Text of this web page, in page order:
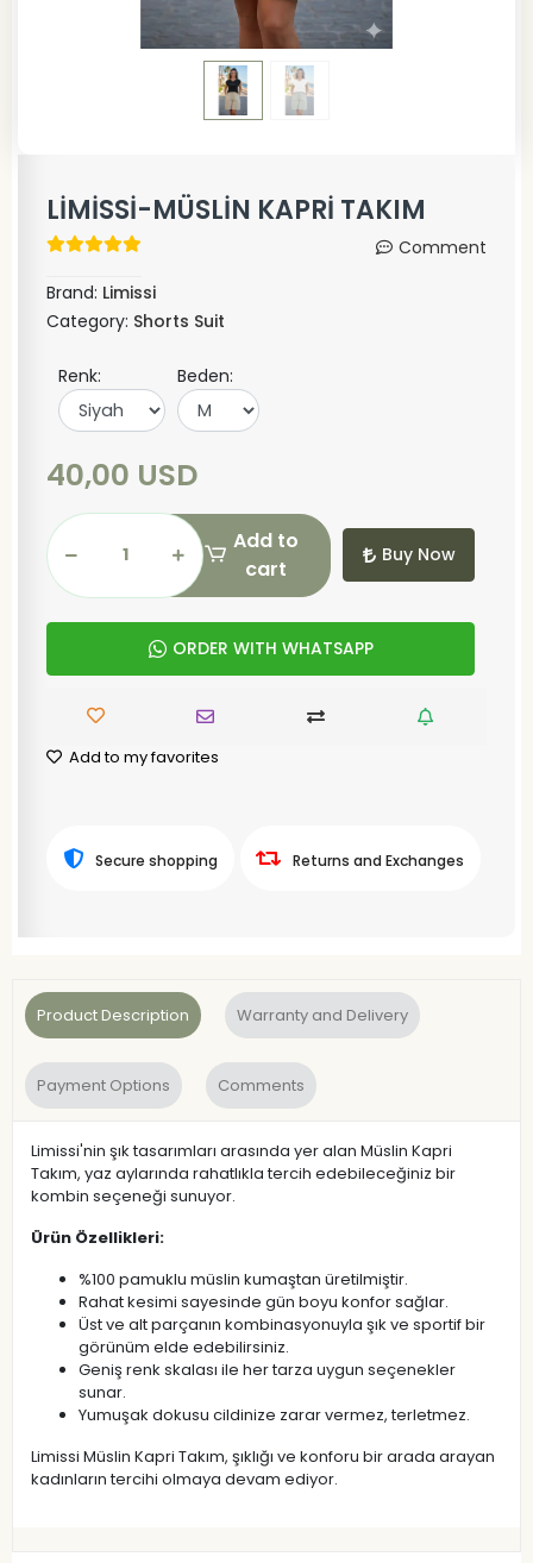
LİMİSSİ-MÜSLİN KAPRİ TAKIM
Comment
Brand: Limissi
Category: Shorts Suit
Renk: Beden:
40,00 USD
Add to
cart
Buy Now
ORDER WITH WHATSAPP
Add to my favorites
Secure shopping Returns and Exchanges
Product Description Warranty and Delivery
Payment Options Comments
Limissi'nin şık tasarımları arasında yer alan Müslin Kapri
Takım, yaz aylarında rahatlıkla tercih edebileceğiniz bir
kombin seçeneği sunuyor.
Ürün Özellikleri:
%100 pamuklu müslin kumaştan üretilmiştir.
Rahat kesimi sayesinde gün boyu konfor sağlar.
Üst ve alt parçanın kombinasyonuyla şık ve sportif bir
görünüm elde edebilirsiniz.
Geniş renk skalası ile her tarza uygun seçenekler
sunar.
Yumuşak dokusu cildinize zarar vermez, terletmez.
Limissi Müslin Kapri Takım, şıklığı ve konforu bir arada arayan
kadınların tercihi olmaya devam ediyor.